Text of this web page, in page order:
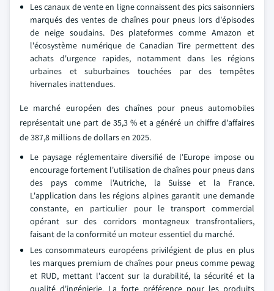
Les canaux de vente en ligne connaissent des pics saisonniers
marqués des ventes de chaînes pour pneus lors d'épisodes
de neige soudains. Des plateformes comme Amazon et
l'écosystème numérique de Canadian Tire permettent des
achats d'urgence rapides, notamment dans les régions
urbaines et suburbaines touchées par des tempêtes
hivernales inattendues.
Le marché européen des chaînes pour pneus automobiles
représentait une part de 35,3 % et a généré un chiffre d'affaires
de 387,8 millions de dollars en 2025.
Le paysage réglementaire diversifié de l'Europe impose ou
encourage fortement l'utilisation de chaînes pour pneus dans
des pays comme l'Autriche, la Suisse et la France.
L'application dans les régions alpines garantit une demande
constante, en particulier pour le transport commercial
opérant sur des corridors montagneux transfrontaliers,
faisant de la conformité un moteur essentiel du marché.
Les consommateurs européens privilégient de plus en plus
les marques premium de chaînes pour pneus comme pewag
et RUD, mettant l'accent sur la durabilité, la sécurité et la
qualité d'ingénierie. La forte préférence pour les produits